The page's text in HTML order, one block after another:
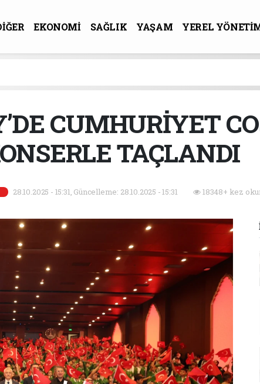
EKONOMİ SAĞLIK YAŞAM
YEREL
CUMHURİYET
TAÇLANDI
28.10.2025 - 15:31, Güncelleme: 28.10.2025 - 15:31 18348+ kez